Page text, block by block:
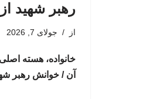
رهبر شهید از
از جولای 7, 2026
خانواده، هسته
آن / خوانش رهبر